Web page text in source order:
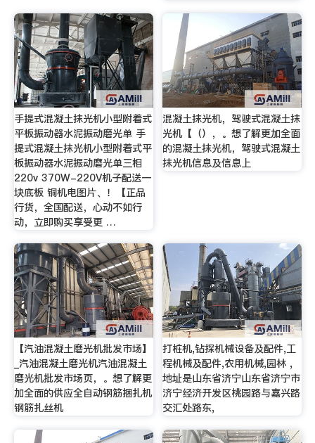
手提式混凝土抹光机小型附着式
平板振动器水泥振动磨光单 手
提式混凝土抹光机小型附着式平
板振动器水泥振动磨光单三相
220v 370W-220V机子配送一
块底板 铜机电图片、！【正品
行货，全国配送，心动不如行
动，立即购买享受更 …
混凝土抹光机，驾驶式混凝土抹
光机【（），。想了解更加全面
的混凝土抹光机，驾驶式混凝土
抹光机信息及信息上
【汽油混凝土磨光机批发市场】
_汽油混凝土磨光机汽油混凝土
磨光机批发市场页，。想了解更
加全面的供应全自动钢筋捆扎机
钢筋扎丝机
打桩机,钻探机械设备及配件,工
程机械及配件,农用机械,园林 ,
地址是山东省济宁山东省济宁市
济宁经济开发区桃园路与嘉兴路
交汇处路东,